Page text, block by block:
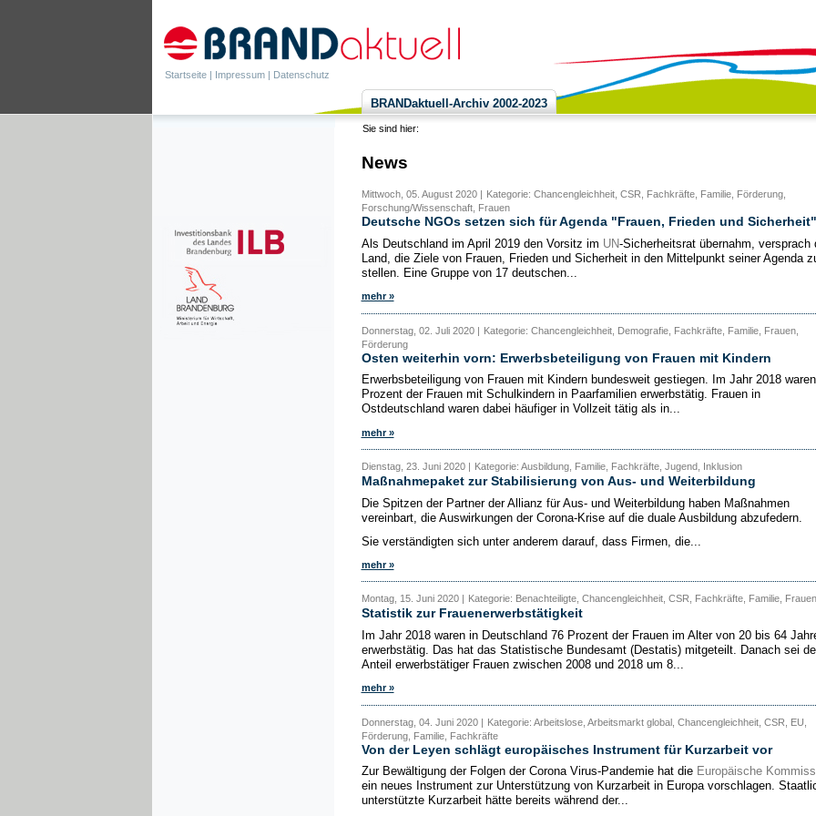
Startseite | Impressum | Datenschutz
BRANDaktuell-Archiv 2002-2023
Sie sind hier:
News
Mittwoch, 05. August 2020 |
Kategorie: Chancengleichheit, CSR, Fachkräfte, Familie, Förderung,
Forschung/Wissenschaft, Frauen
Deutsche NGOs setzen sich für Agenda "Frauen, Frieden und
Als Deutschland im April 2019 den Vorsitz im UN-Sicherheitsrat übernahm, versprach
Land, die Ziele von Frauen, Frieden und Sicherheit in den Mittelpunkt seiner Agenda
stellen. Eine Gruppe von 17 deutschen...
mehr »
Donnerstag, 02. Juli 2020 | Kategorie: Chancengleichheit, Demografie, Fachkräfte, Familie, Frauen,
Förderung
Osten weiterhin vorn: Erwerbsbeteiligung von Frauen mit Kindern
Erwerbsbeteiligung von Frauen mit Kindern bundesweit gestiegen. Im Jahr 2018
Prozent der Frauen mit Schulkindern in Paarfamilien erwerbstätig. Frauen in
Ostdeutschland waren dabei häufiger in Vollzeit tätig als in...
mehr »
Dienstag, 23. Juni 2020 | Kategorie: Ausbildung, Familie, Fachkräfte, Jugend, Inklusion
Maßnahmepaket zur Stabilisierung von Aus- und Weiterbildung
Die Spitzen der Partner der Allianz für Aus- und Weiterbildung haben Maßnahmen
vereinbart, die Auswirkungen der Corona-Krise auf die duale Ausbildung abzufedern.
Sie verständigten sich unter anderem darauf, dass Firmen, die...
mehr »
Montag, 15. Juni 2020 | Kategorie: Benachteiligte, Chancengleichheit, CSR, Fachkräfte, Familie, Frauen
Statistik zur Frauenerwerbstätigkeit
Im Jahr 2018 waren in Deutschland 76 Prozent der Frauen im Alter von 20 bis 64
erwerbstätig. Das hat das Statistische Bundesamt (Destatis) mitgeteilt. Danach sei
Anteil erwerbstätiger Frauen zwischen 2008 und 2018 um 8...
mehr »
Donnerstag, 04. Juni 2020 | Kategorie: Arbeitslose, Arbeitsmarkt global, Chancengleichheit, CSR, EU,
Förderung, Familie, Fachkräfte
Von der Leyen schlägt europäisches Instrument für Kurzarbeit vor
Zur Bewältigung der Folgen der Corona Virus-Pandemie hat die Europäische
ein neues Instrument zur Unterstützung von Kurzarbeit in Europa vorschlagen.
unterstützte Kurzarbeit hätte bereits während der...